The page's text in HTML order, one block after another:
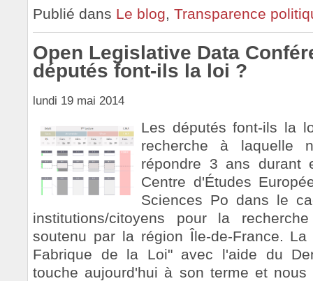
Publié dans Le blog, Transparence
Open Legislative Data
députés font-ils la loi ?
lundi 19 mai 2014
Les députés font-ils la
recherche à laquelle
répondre 3 ans durant
Centre d'Études
Sciences Po dans le
institutions/citoyens pour la
soutenu par la région Île-de-France.
Fabrique de la Loi" avec l'aide du
touche aujourd'hui à son terme et